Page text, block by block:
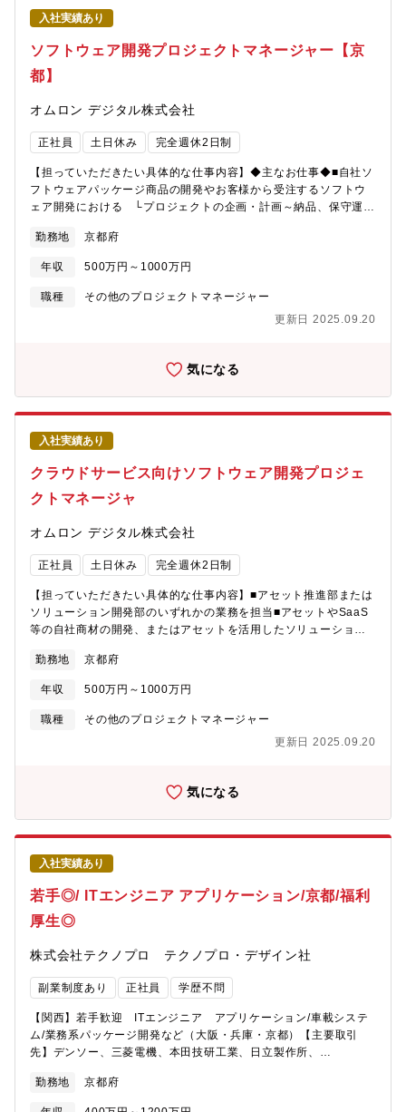
ャレンジ精神旺盛な方顧客との会話が好きな方＜フィットする人
物像＞・スケールの大きい仕事に携わりたい方・新しいことにチ
ャレンジしたい方・今後も需要が高い分野に携わりたい方
す。３．様々な技術を試せる環境で働くことができます。４．
各々の技術力の成長ができる環境です。５．ライフワークバラン
スが取りやすいです。【働く環境】リーディングカンパニーとし
て業界価値を高めるために、そして、エンジニアの選択肢が多い
働きやすい職場環境をつくるために、様々な取り組みを行ってい
により抜本的な収益構造改善による給与水準の向上や、エンジニ
アが安定的に強みを磨き続ける環境づくりができるのです。現在
53歳の現役エンジニアとしてプロジェクトを統括する社員などか
声が上がっています。また、社員の夢を実現まで応援する「自己
実現委員会」などの独自の研修制度や、そもそもの生き方から共
に考え、悩み、最適なキャリアを描く風土があり、人がいます。
技術を育てる技術が、テクノプロ・デザイン社には溢れていま
の外部e-Learningのコンテンツも会社負担でご利用いただけま
修《これまでに研修を受講したエンジニアは97,492名》階層別、
職能別、目的・課題別の研修プログラムを200種以上用意してお
用OK！多様なニーズに対応しています。その他にもさまざまなプ
PM/PL経験ある場合は以下 Project管理(ウォーターフォール/ア
600点以上）【求める人物像】＜マインド＞チャレンジ精神旺盛な
方顧客との会話が好きな方＜フィットする人物像＞・スケールの
大きい仕事に携わりたい方・新しいことにチャレンジしたい方・
今後も需要が高い分野に携わりたい方
入社実績あり
ソフトウェア開発プロジェクトマネージャー【京
都】
オムロン デジタル株式会社
正社員 土日休み 完全週休2日制
【担っていただきたい具体的な仕事内容】◆主なお仕事◆■自社ソ
フトウェアパッケージ商品の開発やお客様から受注するソフトウ
ェア開発における └プロジェクトの企画・計画～納品、保守運
理） └パートナー会社メンバー含むチーム管理（～10名程
度） └SE活動（商品採用やPoC等の受託開発の企画・提案）◆
サポート業務◆■成果物レビュー（ドキュメント、ソースコード）
■開発内容に関するお客様との折衝■自社営業担当とのコミュニケ
とメールや会議をすることもあり得ます。【具体的な仕事内容に
国内外の機器メーカーやサービスプロバイダー様に対し、様々な
局面で積極的にアクションし、事業の拡大に貢献していただきま
す。【この仕事の魅力】言語処理技術を進化させながら「人と
人」、「人と機械」、「機械と機械」をつなぐ新しいコミュニケ
ーション技術を創り出し、豊かなコミュニケーションの実現に役
立てる技術・商品・受託開発に貢献できます！【使用する開発言
語・ソフト・装置/機器等】■OS： Windows、Android, iOS,
Linuxなど■開発言語：C#、Java, C系, Swift, HTML5など■開発
環境：VisualStudio Code、Android Studio, Xcodeなど※案件
界中の人々が安心・安全で快適に生活できる社会を創造する ～ソ
フトウェア技術でソーシアルニーズを創造する～』を掲げ、新し
い価値の創造にチャレンジしています。■ITソリューション事業部
社商品をベースに、国内外の様々な機器メーカーやサービスプロ
バイダーを対象に業務深耕を図り、ソリューションの企画・提
案・営業・開発・インテグレーションを行っており、この分野で
より高い技術を提供していく人財を募集します。【業界動向と自
援に取り組んでおり、様々な業界をターゲットに、「人と人」、
ン手段とコミュニケーションデータを活用した新たな価値を提供
していきます。【部・チームの業務概要】■ソフトウェア開発部で
不足課題の解決にチャレンジしています。■文字入力や音声入力等
ナー様は20名以上）■雰囲気：直接お客様と接触する機会が多く、
勤務地 京都府
年収 500万円～1000万円
職種
その他のプロジェクトマネージャー
更新日 2025.09.20
気になる
入社実績あり
クラウドサービス向けソフトウェア開発プロジェ
クトマネージャ
オムロン デジタル株式会社
正社員 土日休み 完全週休2日制
【担っていただきたい具体的な仕事内容】■アセット推進部または
ソリューション開発部のいずれかの業務を担当■アセットやSaaS
等の自社商材の開発、またはアセットを活用したソリューション
題管理、品質管理、委託先管理）②チーム管理・メンバ育成（～
10名程度）③商材やソリューション開発の企画・提案【具体的な
仕事内容に対しての期待する成果】■自社商材開発、ソリューショ
ン開発のいずれにおいても、オムロングループ内外のステークホ
り、自社商材やソリューションの創出や事業の拡大に貢献してい
AI/生成AI等の技術を身に付け、それらの技術を活用し、お客様の
サービスを実現していけることや、鉄道向けや健康向けサービス
等、開発したものが実際にお客様が利用されている状況を身近に
目に触れることが出来ます。【部・チームの業務概要】■アセット
推進部：先進技術を取り入れ、迅速かつ低コストで安心・安全な
サービスを提供するための基盤となるアセットの開発を担当■ソリ
ューション開発部：お客様のソリューションを実現するために、
クラウド技術の強みと多様なアセットを活用したソリューション
開発を担当【使用する開発言語・ソフト・装置/機器等】■クラウ
HTML, Javascript, Python, Javaなど■設計・コミュニケーショ
ン：Office365商品（PowerPoint, Excel, Word, Teams、
Outlook）【募集背景】■オムロンソフトウェアは、『世界中の
ェア技術でソーシャルニーズを創造する～』というビジョンのも
と、新しい価値の創造に挑戦しています。■コア技術センタでは、
クラウドや生成AIなどの先進技術を迅速に取り入れ、自社製品の
開発やこれらの技術を活用した開発支援を行っています。オムロ
勤務地 京都府
年収 500万円～1000万円
職種
その他のプロジェクトマネージャー
更新日 2025.09.20
気になる
入社実績あり
若手◎/ ITエンジニア アプリケーション/京都/福利
厚生◎
株式会社テクノプロ テクノプロ・デザイン社
副業制度あり 正社員 学歴不問
【関西】若手歓迎 ITエンジニア アプリケーション/車載システ
ム/業務系パッケージ開発など（大阪・兵庫・京都）【主要取引
先】デンソー、三菱電機、本田技研工業、日立製作所、
【具体的には】取引先は全国の大手企業など800社以上ございま
す。同社とプライム契約を結んでいる、大手メーカーやSIerに
勤務地 京都府